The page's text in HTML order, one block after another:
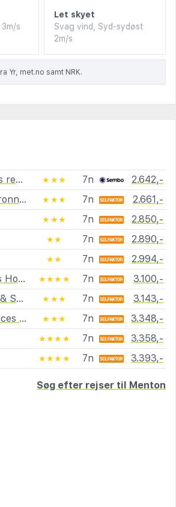
s
Let skyet
Svag vind, Syd-sydøst
2m/s
Yr, met.no samt NRK.
Pierre et Vacances residence Shores Park ★★★ 7n
2.642,-
Résidence Les Citronniers Pierre & Vacances
★★★ 7n
2.661,-
★★★ 7n
2.850,-
★★ 7n
2.890,-
★★ 7n
2.994,-
Best Western Plus Hotel Prince De Galles
★★★★ 7n
3.100,-
HOTEL RIVA ART & SPA
★★★ 7n
3.143,-
Le Balmoral Vacances Bleues
★★★ 7n
3.348,-
★★★★ 7n
3.358,-
★★★★ 7n 3.393,-
Søg efter rejser til Menton